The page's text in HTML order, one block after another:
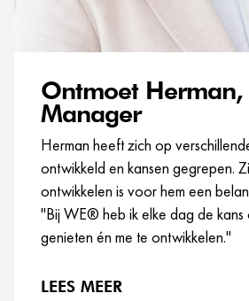
Ontmoet Herman,
Manager
Herman heeft zich op
ontwikkeld en kansen gegrepen.
ontwikkelen is voor hem een
"Bij WE® heb ik elke dag de kans
genieten én me te ontwikkelen."
LEES MEER